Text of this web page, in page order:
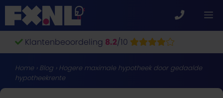
Ga
naar
de
inhoudKlantenbeoordeling 8.2/10
Home› Blog › Hogere maximale hypotheek door gedaalde
hypotheekrente